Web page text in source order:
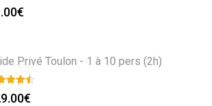
€
Privé Toulon - 1 à 10 pers (2h)
€